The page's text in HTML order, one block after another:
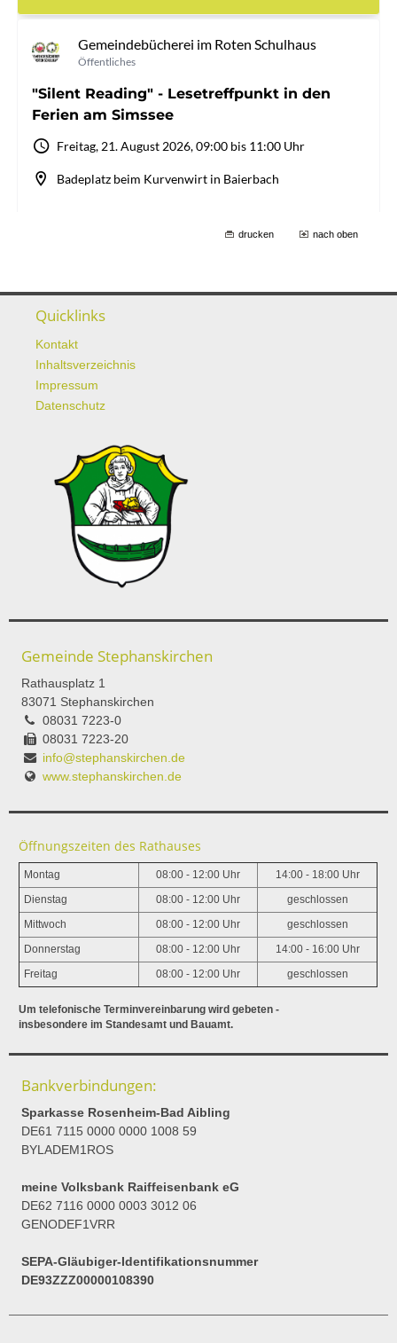
drucken nach oben
Quicklinks
Kontakt
Inhaltsverzeichnis
Impressum
Datenschutz
Gemeinde Stephanskirchen
Rathausplatz 1
83071 Stephanskirchen
08031 7223-0
08031 7223-20
info@stephanskirchen.de
www.stephanskirchen.de
Öffnungszeiten des Rathauses
Montag 08:00 - 12:00 Uhr 14:00 - 18:00 Uhr
Dienstag 08:00 - 12:00 Uhr geschlossen
Mittwoch 08:00 - 12:00 Uhr geschlossen
Donnerstag 08:00 - 12:00 Uhr 14:00 - 16:00 Uhr
Freitag 08:00 - 12:00 Uhr geschlossen
Um telefonische Terminvereinbarung wird gebeten -
insbesondere im Standesamt und Bauamt.
Bankverbindungen:
Sparkasse Rosenheim-Bad Aibling
DE61 7115 0000 0000 1008 59
BYLADEM1ROS
meine Volksbank Raiffeisenbank eG
DE62 7116 0000 0003 3012 06
GENODEF1VRR
SEPA-Gläubiger-Identifikationsnummer
DE93ZZZ00000108390